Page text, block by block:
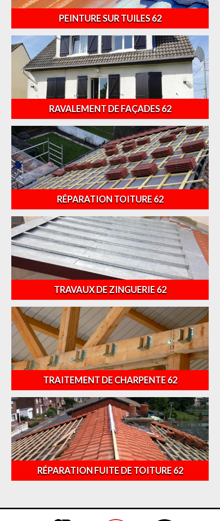
PEINTURE SUR TUILES 62
RAVALEMENT DE FAÇADES 62
RÉPARATION TOITURE 62
TRAVAUX DE ZINGUERIE 62
TRAITEMENT DE CHARPENTE 62
RÉPARATION FUITE DE TOITURE 62